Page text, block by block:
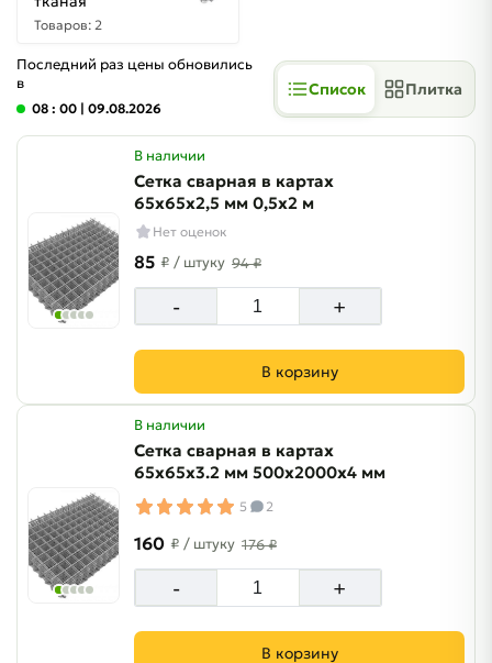
Товаров: 2
Последний раз цены обновились
в
08 : 00 | 09.08.2026
Список Плитка
В наличии
Сетка сварная в картах
65х65х2,5 мм 0,5х2 м
Нет оценок
85 ₽ / штуку 94 ₽
- +
В корзину
В наличии
Сетка сварная в картах
65х65х3.2 мм 500х2000х4 мм
5 2
160 ₽ / штуку 176 ₽
- +
В корзину